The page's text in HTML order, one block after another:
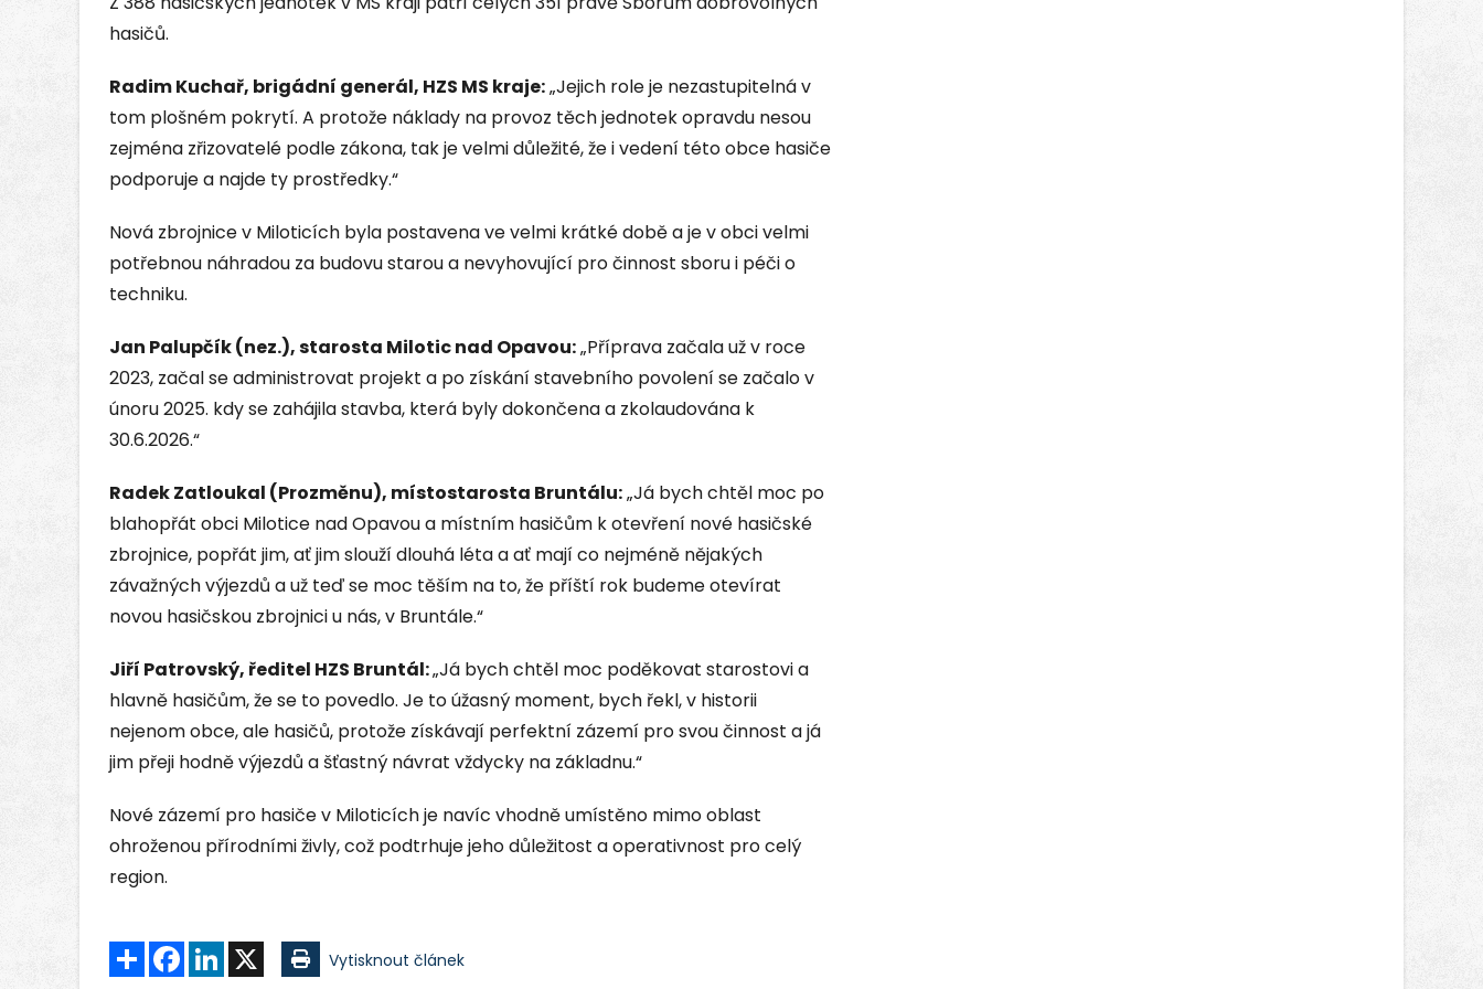
hasičů.
Radim Kuchař, brigádní generál, HZS MS kraje:„Jejich role je nezastupitelná v
tom plošném pokrytí. A protože náklady na provoz těch jednotek opravdu nesou
zejména zřizovatelé podle zákona, tak je velmi důležité, že i vedení této obce hasiče
podporuje a najde ty prostředky.“
Nová zbrojnice v Miloticích byla postavena ve velmi krátké době a je v obci velmi
potřebnou náhradou za budovu starou a nevyhovující pro činnost sboru i péči o
techniku.
Jan Palupčík (nez.), starosta Milotic nad Opavou:„Příprava začala už v roce
2023, začal se administrovat projekt a po získání stavebního povolení se začalo v
únoru 2025. kdy se zahájila stavba, která byly dokončena a zkolaudována k
30.6.2026.“
Radek Zatloukal (Prozměnu), místostarosta Bruntálu:„Já bych chtěl moc po
blahopřát obci Milotice nad Opavou a místním hasičům k otevření nové hasičské
zbrojnice, popřát jim, ať jim slouží dlouhá léta a ať mají co nejméně nějakých
závažných výjezdů a už teď se moc těším na to, že příští rok budeme otevírat
novou hasičskou zbrojnici u nás, v Bruntále.“
Jiří Patrovský, ředitel HZS Bruntál:„Já bych chtěl moc poděkovat starostovi a
hlavně hasičům, že se to povedlo. Je to úžasný moment, bych řekl, v historii
nejenom obce, ale hasičů, protože získávají perfektní zázemí pro svou činnost a já
jim přeji hodně výjezdů a šťastný návrat vždycky na základnu.“
Nové zázemí pro hasiče v Miloticích je navíc vhodně umístěno mimo oblast
ohroženou přírodními živly, což podtrhuje jeho důležitost a operativnost pro celý
region.
Sdílet FacebookLinkedIn Vytisknout článek